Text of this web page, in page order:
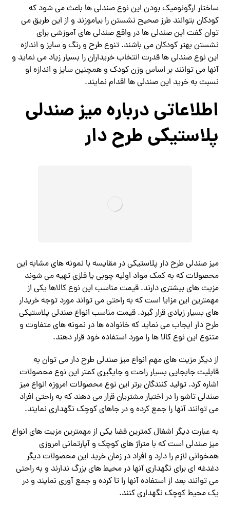
ساختار ارگونومیک بودن این نوع صندلی ها باعث می شود که
کودکان بتوانند طرز صحیح نشستن را بیاموزند و از این طریق می‌
توان گفت این صندلی ها در واقع صندلی های آموزشی برای
نشستن بهتر کودکان می باشند. تنوع طرح و رنگ و سایز و اندازه
این نوع صندلی ها قدرت انتخاب خریداران را بسیار زیاد می نماید و
آنها می‌ توانند بر اساس وزن کودک و همچنین سایز و اندازه او
نسبت به خرید این صندلی ها اقدام نمایند.
اطلاعاتی درباره میز صندلی
پلاستیکی طرح دار
میز صندلی طرح دار پلاستیکی در مقایسه با نمونه های مشابه این
محصولات که به کمک مواد اولیه چوبی یا فلزی تهیه می شوند
مزیت های بیشتری دارند. قیمت مناسب این نوع کالاها یکی از
مهمترین این مزایا است که به راحتی می‌ تواند مورد توجه خریدار
های بسیار زیادی قرار گیرد. قیمت مناسب انواع صندلی پلاستیکی
طرح دار ایجاب می نماید که خانواده‌ ها در نمونه های متفاوت و
متنوع این نوع کالا ها را مورد استفاده خود قرار دهند.
از دیگر مزیت‌ های مهم انواع میز صندلی طرح دار می توان به
قابلیت جابجایی بسیار راحت و جایگیری کمتر این نوع محصولات
اشاره کرد. تولید کنندگان برتر این نوع محصولات امروزه انواع میز
صندلی تاشو را در اختیار مشتریان قرار می دهند که به راحتی افراد
می‌ توانند آنها را جمع کرده و در جاهای کوچک نگهداری نمایند.
به عبارت دیگر اشغال کمترین فضا یکی از مهمترین مزیت های انواع
میز صندلی است که با متراژ های کوچک و آپارتمانی امروزی
همخوانی لازم را دارد و افراد در زمان خرید این محصولات دیگر
دغدغه‌ ای برای نگهداری آنها در محیط های بزرگ ندارند و به راحتی
می‌ توانند بعد از استفاده آنها را تا کرده و جمع آوری نمایند و در
یک محیط کوچک نگهداری کنند.